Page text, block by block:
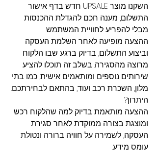
השקנו מוצר UPSALE חדש בדף אישור
התשלום, מענה חכם להגדלת ההכנסות
מבלי להפריע לחוויית המשתמש.
ההצעה מופיעה לאחר השלמת העסקה
וביצוע התשלום, בדיוק ברגע שבו הלקוח
מרוצה מהסגירה. בשלב זה תוכלו להציע
שירותים נוספים ומותאמים אישית, כמו בתי
מלון, השכרת רכב ועוד, בהתאם לבחירתכם.
היתרון?
ההצעה מותאמת בדיוק למה שהלקוח רכש
ומוצגת בצורה ממוקדת לאחר סגירת
העסקה, לשמירה על חוויה ברורה ונטולת
עומס מידע.